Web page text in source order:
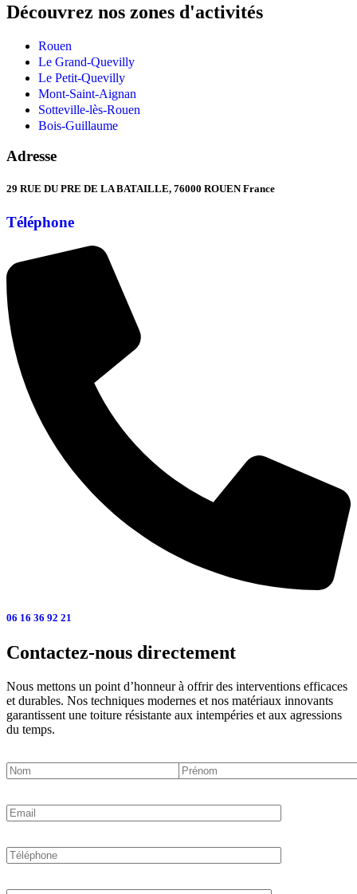
Découvrez nos zones d'activités
Rouen
Le Grand-Quevilly
Le Petit-Quevilly
Mont-Saint-Aignan
Sotteville-lès-Rouen
Bois-Guillaume
Adresse
29 RUE DU PRE DE LA BATAILLE, 76000 ROUEN France
Téléphone
06 16 36 92 21
Contactez-nous directement
Nous mettons un point d’honneur à offrir des interventions efficaces
et durables. Nos techniques modernes et nos matériaux innovants
garantissent une toiture résistante aux intempéries et aux agressions
du temps.